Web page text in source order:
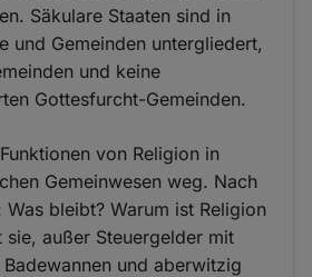
Säkulare Staaten sind in
und Gemeinden untergliedert,
und keine
Gottesfurcht-Gemeinden.
von Religion in
Gemeinwesen weg. Nach
bleibt? Warum ist Religion
außer Steuergelder mit
und aberwitzig